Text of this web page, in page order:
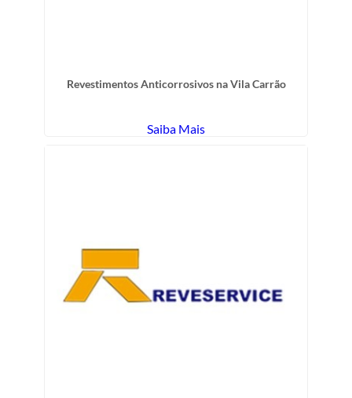
Revestimentos Anticorrosivos na Vila Carrão
Saiba Mais